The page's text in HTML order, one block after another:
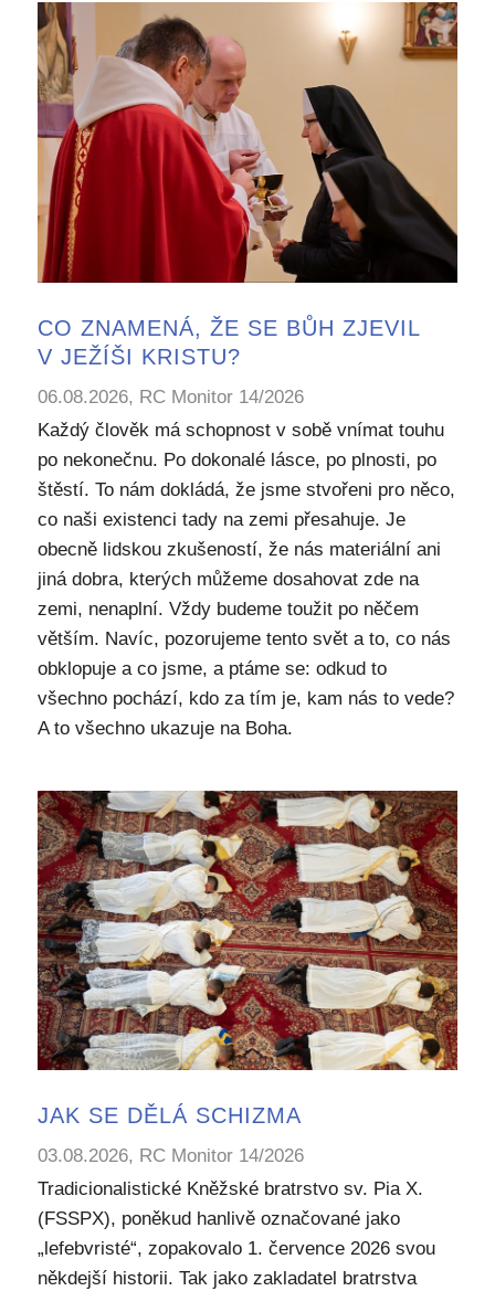
CO ZNAMENÁ, ŽE SE BŮH ZJEVIL
V JEŽÍŠI KRISTU?
06.08.2026, RC Monitor 14/2026
Každý člověk má schopnost v sobě vnímat touhu
po nekonečnu. Po dokonalé lásce, po plnosti, po
štěstí. To nám dokládá, že jsme stvořeni pro něco,
co naši existenci tady na zemi přesahuje. Je
obecně lidskou zkušeností, že nás materiální ani
jiná dobra, kterých můžeme dosahovat zde na
zemi, nenaplní. Vždy budeme toužit po něčem
větším. Navíc, pozorujeme tento svět a to, co nás
obklopuje a co jsme, a ptáme se: odkud to
všechno pochází, kdo za tím je, kam nás to vede?
A to všechno ukazuje na Boha.
JAK SE DĚLÁ SCHIZMA
03.08.2026, RC Monitor 14/2026
Tradicionalistické Kněžské bratrstvo sv. Pia X.
(FSSPX), poněkud hanlivě označované jako
„lefebvristé“, zopakovalo 1. července 2026 svou
někdejší historii. Tak jako zakladatel bratrstva